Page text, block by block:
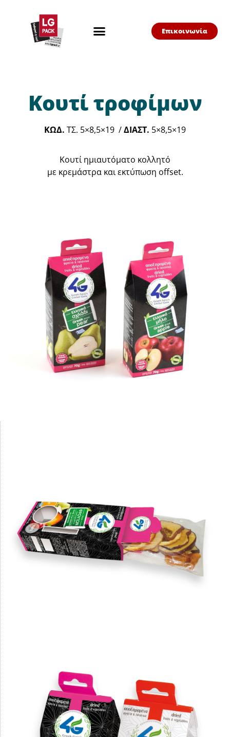
Επικοινωνία
Κουτί τροφίμων
ΚΩΔ. ΤΣ. 5×8,5×19 /ΔΙΑΣΤ. 5×8,5×19
Κουτί ημιαυτόματο κολλητό
με κρεμάστρα και εκτύπωση offset.